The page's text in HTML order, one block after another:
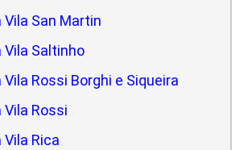
Vila San Martin
Vila Saltinho
Rossi Borghi e Siqueira
Vila Rossi
Vila Rica